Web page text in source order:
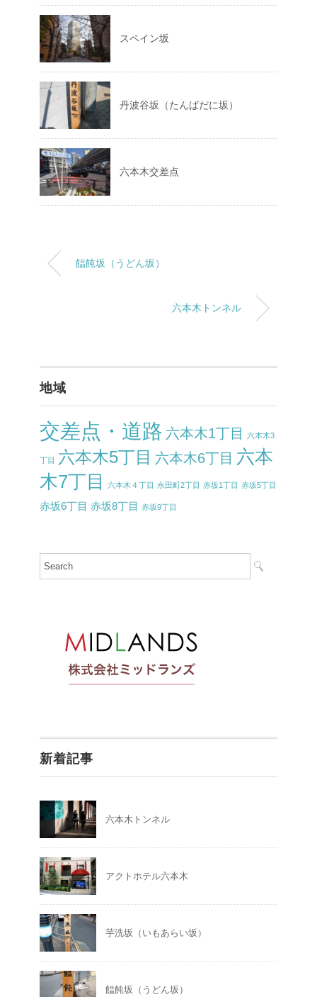
スペイン坂
丹波谷坂（たんばだに坂）
六本木交差点
饂飩坂（うどん坂）
六本木トンネル
地域
交差点・道路 六本木1丁目 六本木3
丁目 六本木5丁目 六本木6丁目 六本
木7丁目
六本木４丁目 永田町2丁目 赤坂1丁目 赤坂5丁目
赤坂6丁目 赤坂8丁目 赤坂9丁目
新着記事
六本木トンネル
アクトホテル六本木
芋洗坂（いもあらい坂）
饂飩坂（うどん坂）